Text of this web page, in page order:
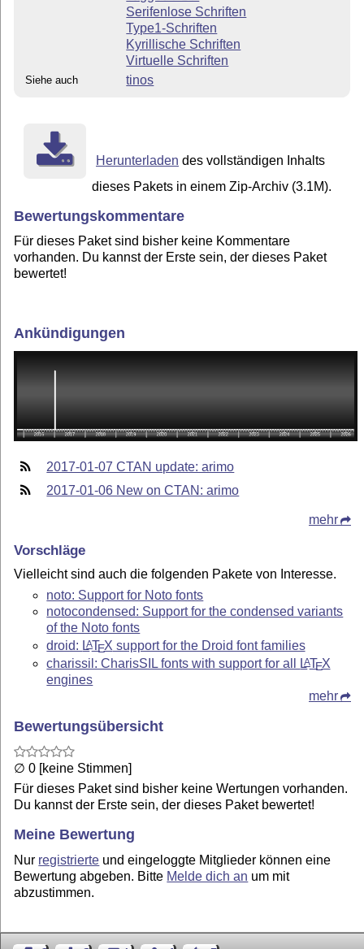
Serifenlose Schriften
Type1-Schriften
Kyrillische Schriften
Virtuelle Schriften
Siehe auch tinos
Herunterladen des vollständigen Inhalts
dieses Pakets in einem Zip-Archiv (3.1M).
Bewertungskommentare
Für dieses Paket sind bisher keine Kommentare
vorhanden. Du kannst der Erste sein, der dieses Paket
bewertet!
Ankündigungen
2017-01-07 CTAN update: arimo
2017-01-06 New on CTAN: arimo
mehr
Vorschläge
Vielleicht sind auch die folgenden Pakete von Interesse.
noto: Support for Noto fonts
notocondensed: Support for the condensed variants
of the Noto fonts
droid: LATEX support for the Droid font families
charissil: CharisSIL fonts with support for all
LATEX
engines
mehr
Bewertungsübersicht
∅ 0 [keine Stimmen]
Für dieses Paket sind bisher keine Wertungen vorhanden.
Du kannst der Erste sein, der dieses Paket bewertet!
Meine Bewertung
Nur registrierte und eingeloggte Mitglieder können eine
Bewertung abgeben. Bitte Melde dich an um mit
abzustimmen.